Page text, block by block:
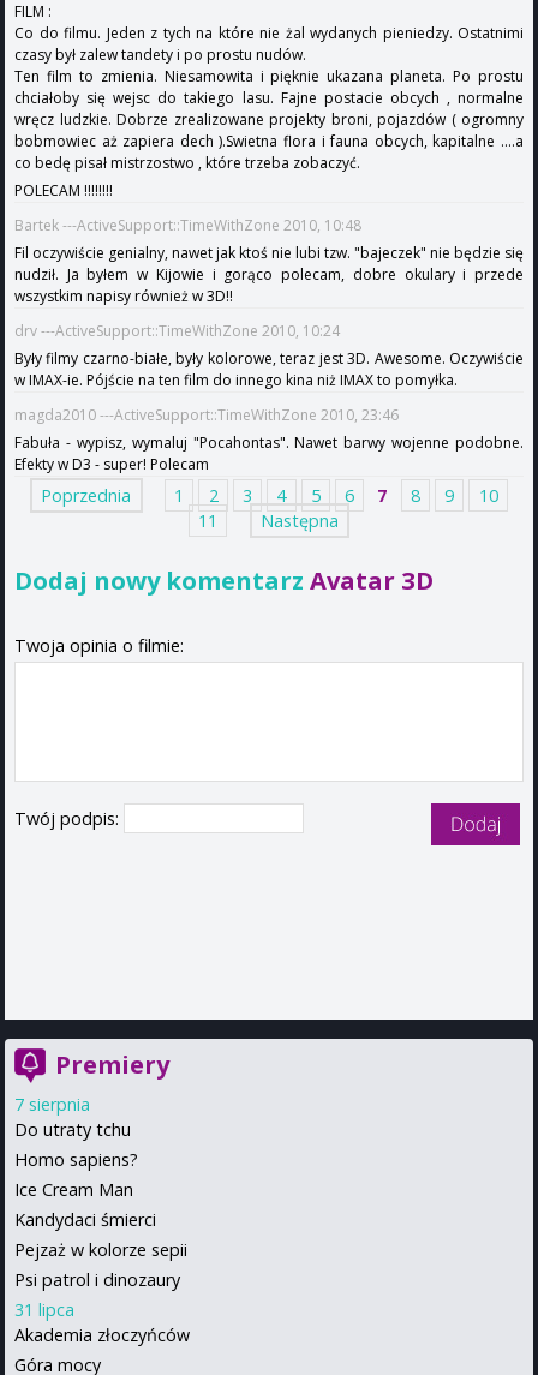
FILM :
Co do filmu. Jeden z tych na które nie żal wydanych pieniedzy. Ostatnimi
czasy był zalew tandety i po prostu nudów.
Ten film to zmienia. Niesamowita i pięknie ukazana planeta. Po prostu
chciałoby się wejsc do takiego lasu. Fajne postacie obcych , normalne
wręcz ludzkie. Dobrze zrealizowane projekty broni, pojazdów ( ogromny
bobmowiec aż zapiera dech ).Swietna flora i fauna obcych, kapitalne ....a
co bedę pisał mistrzostwo , które trzeba zobaczyć.
POLECAM !!!!!!!!
Bartek ---ActiveSupport::TimeWithZone 2010, 10:48
Fil oczywiście genialny, nawet jak ktoś nie lubi tzw. "bajeczek" nie będzie się
nudził. Ja byłem w Kijowie i gorąco polecam, dobre okulary i przede
wszystkim napisy również w 3D!!
drv ---ActiveSupport::TimeWithZone 2010, 10:24
Były filmy czarno-białe, były kolorowe, teraz jest 3D. Awesome. Oczywiście
w IMAX-ie. Pójście na ten film do innego kina niż IMAX to pomyłka.
magda2010 ---ActiveSupport::TimeWithZone 2010, 23:46
Fabuła - wypisz, wymaluj "Pocahontas". Nawet barwy wojenne podobne.
Efekty w D3 - super! Polecam
Poprzednia 1 2 3 4 5 6 7 8 9
10
11
Następna
Dodaj nowy komentarz Avatar 3D
Twoja opinia o filmie:
Twój podpis:
Premiery
7 sierpnia
Do utraty tchu
Homo sapiens?
Ice Cream Man
Kandydaci śmierci
Pejzaż w kolorze sepii
Psi patrol i dinozaury
31 lipca
Akademia złoczyńców
Góra mocy